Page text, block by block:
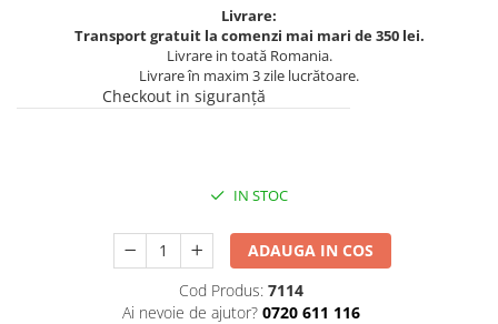
Livrare:
Transport gratuit la comenzi mai mari de 350 lei.
Livrare in toată Romania.
Livrare în maxim 3 zile lucrătoare.
Checkout in siguranță
IN STOC
ADAUGA IN COS
Cod Produs: 7114
Ai nevoie de ajutor? 0720 611 116